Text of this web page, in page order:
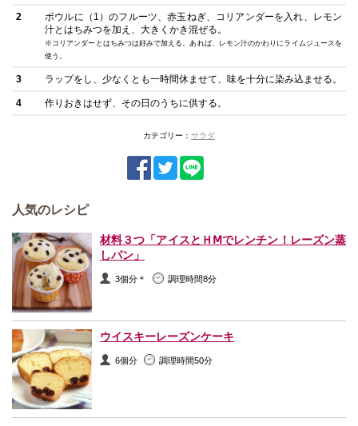
2
ボウルに（1）のフルーツ、赤玉ねぎ、コリアンダーを入れ、レモン
汁とはちみつを加え、大きくかき混ぜる。
※コリアンダーとはちみつは好みで加える。あれば、レモン汁のかわりにライムジュースを
使う。
3 ラップをし、少なくとも一時間休ませて、味を十分に染み込ませる。
4 作りおきはせず、その日のうちに供する。
カテゴリー： サラダ
人気のレシピ
材料３つ「アイスとＨⅯでレンチン！レーズン蒸
しパン」
3個分＊ 調理時間8分
ウイスキーレーズンケーキ
6個分 調理時間50分